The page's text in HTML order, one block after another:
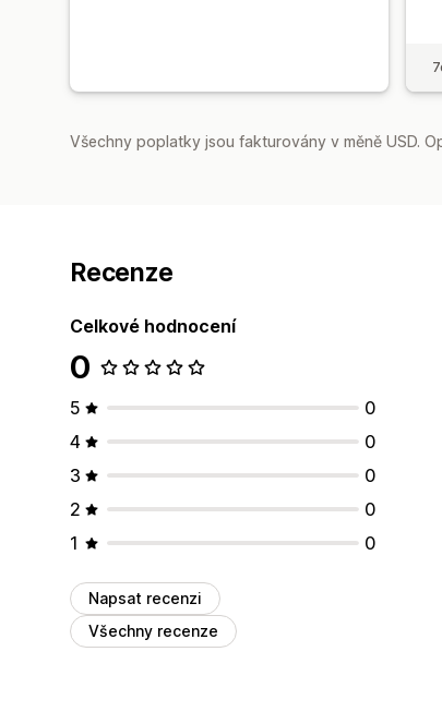
Všechny poplatky jsou fakturovány v měně USD.
Recenze
Celkové hodnocení
0
5
0
4
0
3
0
2
0
1
0
Napsat recenzi
Všechny recenze